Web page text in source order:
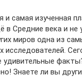
и самая изученная
в Средние века и не
миров одна из
исследователей.
удивительные
Знаете ли вы